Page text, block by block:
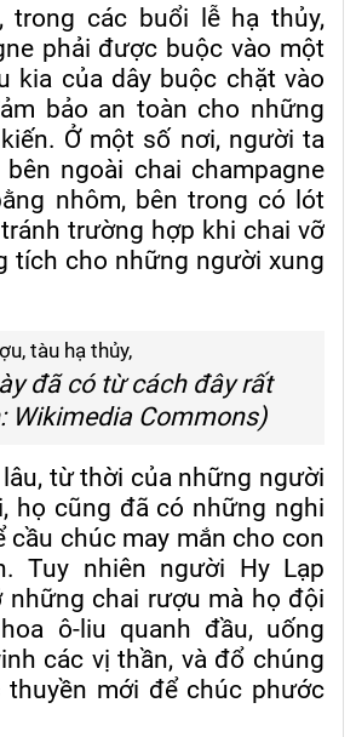
trong các buổi lễ hạ thủy,
phải được buộc vào một
kia của dây buộc chặt vào
bảo an toàn cho những
Ở một số nơi, người ta
ngoài chai champagne
nhôm, bên trong có lót
trường hợp khi chai vỡ
tích cho những người xung
đã có từ cách đây rất
Wikimedia Commons)
từ thời của những người
họ cũng đã có những nghi
cầu chúc may mắn cho con
Tuy nhiên người Hy Lạp
những chai rượu mà họ đội
ô-liu quanh đầu, uống
các vị thần, và đổ chúng
thuyền mới để chúc phước